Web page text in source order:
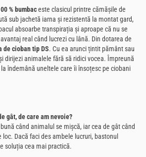
% bumbaceste clasicul printre cămășile de
sub jachetă iarna și rezistentă la montat gard,
absoarbe transpirația și aproape că nu se
real când lucrezi cu lână. Din dotarea de
de cioban tip DS. Cu ea arunci țintit pământ sau
dirijezi animalele fără să ridici vocea. Împreună
îndemână uneltele care îi însoțesc pe ciobani
gât, de care am nevoie?
când animalul se mișcă, iar cea de gât când
Dacă faci des ambele lucruri, bastonul
soluția cea mai practică.